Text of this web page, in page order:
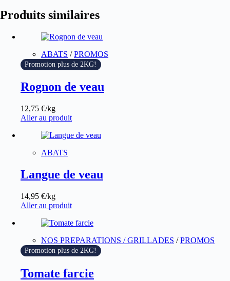
Produits similaires
ABATS /PROMOS
Promotion plus de 2KG!
Rognon de veau
12,75 €/kg
Aller au produit
ABATS
Langue de veau
14,95 €/kg
Aller au produit
NOS PREPARATIONS / GRILLADES /PROMOS
Promotion plus de 2KG!
Tomate farcie